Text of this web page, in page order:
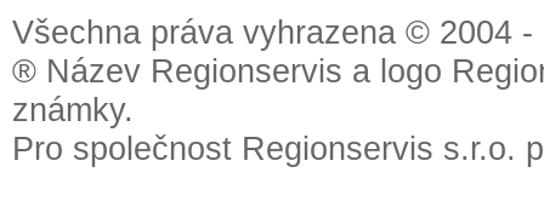
Všechna práva vyhrazena © 2004
® Název Regionservis a logo
známky.
Pro společnost Regionservis s.r.o.